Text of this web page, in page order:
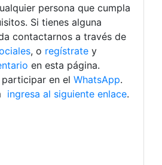
persona que cumpla
Si tienes alguna
contactarnos a través de
, o regístrate y
en esta página.
en el WhatsApp.
ingresa al siguiente enlace.